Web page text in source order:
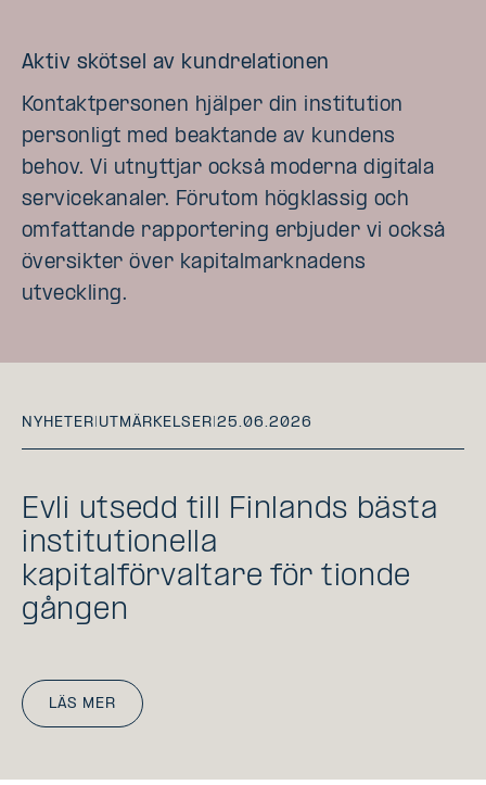
Aktiv skötsel av kundrelationen
Kontaktpersonen hjälper din institution
personligt med beaktande av kundens
behov. Vi utnyttjar också moderna digitala
servicekanaler. Förutom högklassig och
omfattande rapportering erbjuder vi också
översikter över kapitalmarknadens
utveckling.
NYHETER| UTMÄRKELSER|25.06.2026
Evli utsedd till Finlands bästa
institutionella
kapitalförvaltare för tionde
gången
LÄS MER